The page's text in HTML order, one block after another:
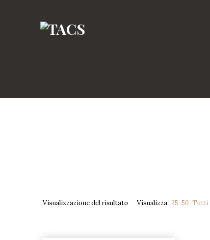
Visualizzazione del risultato Visualizza: 25 50 Tutti